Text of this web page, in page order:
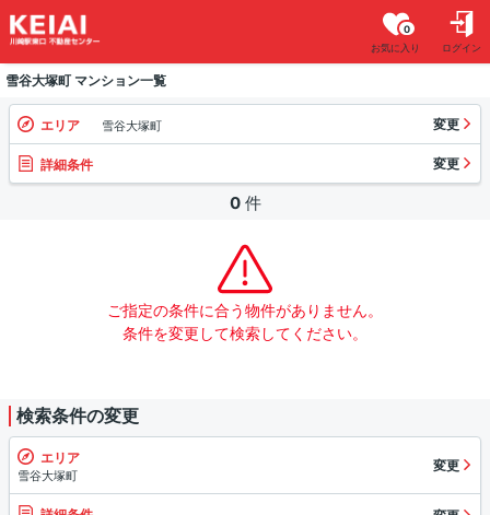
お気に入り
0
ログイン
雪谷大塚町 マンション一覧
エリア 雪谷大塚町 変更
詳細条件 変更
0 件
ご指定の条件に合う物件がありません。
条件を変更して検索してください。
検索条件の変更
エリア
雪谷大塚町
変更